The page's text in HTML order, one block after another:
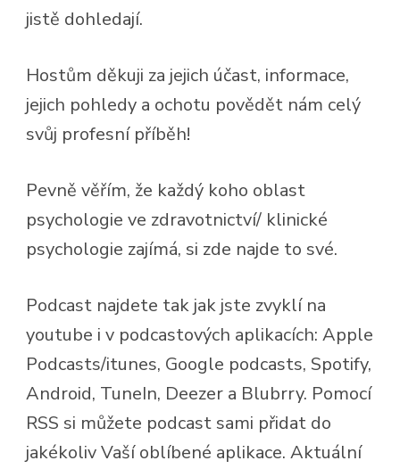
jistě dohledají.
Hostům děkuji za jejich účast, informace,
jejich pohledy a ochotu povědět nám celý
svůj profesní příběh!
Pevně věřím, že každý koho oblast
psychologie ve zdravotnictví/ klinické
psychologie zajímá, si zde najde to své.
Podcast najdete tak jak jste zvyklí na
youtube i v podcastových aplikacích: Apple
Podcasts/itunes, Google podcasts, Spotify,
Android, TuneIn, Deezer a Blubrry. Pomocí
RSS si můžete podcast sami přidat do
jakékoliv Vaší oblíbené aplikace. Aktuální